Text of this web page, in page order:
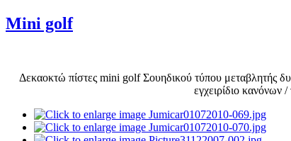
Μini golf
Δεκαοκτώ πίστες mini golf Σουηδικού τύπου μεταβλητής
εγχειρίδιο κανόνων